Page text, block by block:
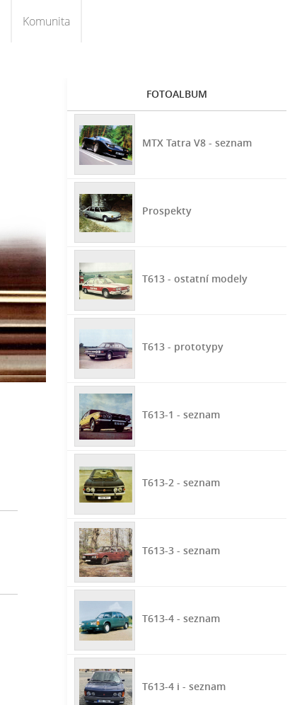
Komunita
FOTOALBUM
MTX Tatra V8 - seznam
Prospekty
T613 - ostatní modely
T613 - prototypy
T613-1 - seznam
T613-2 - seznam
T613-3 - seznam
T613-4 - seznam
T613-4 i - seznam